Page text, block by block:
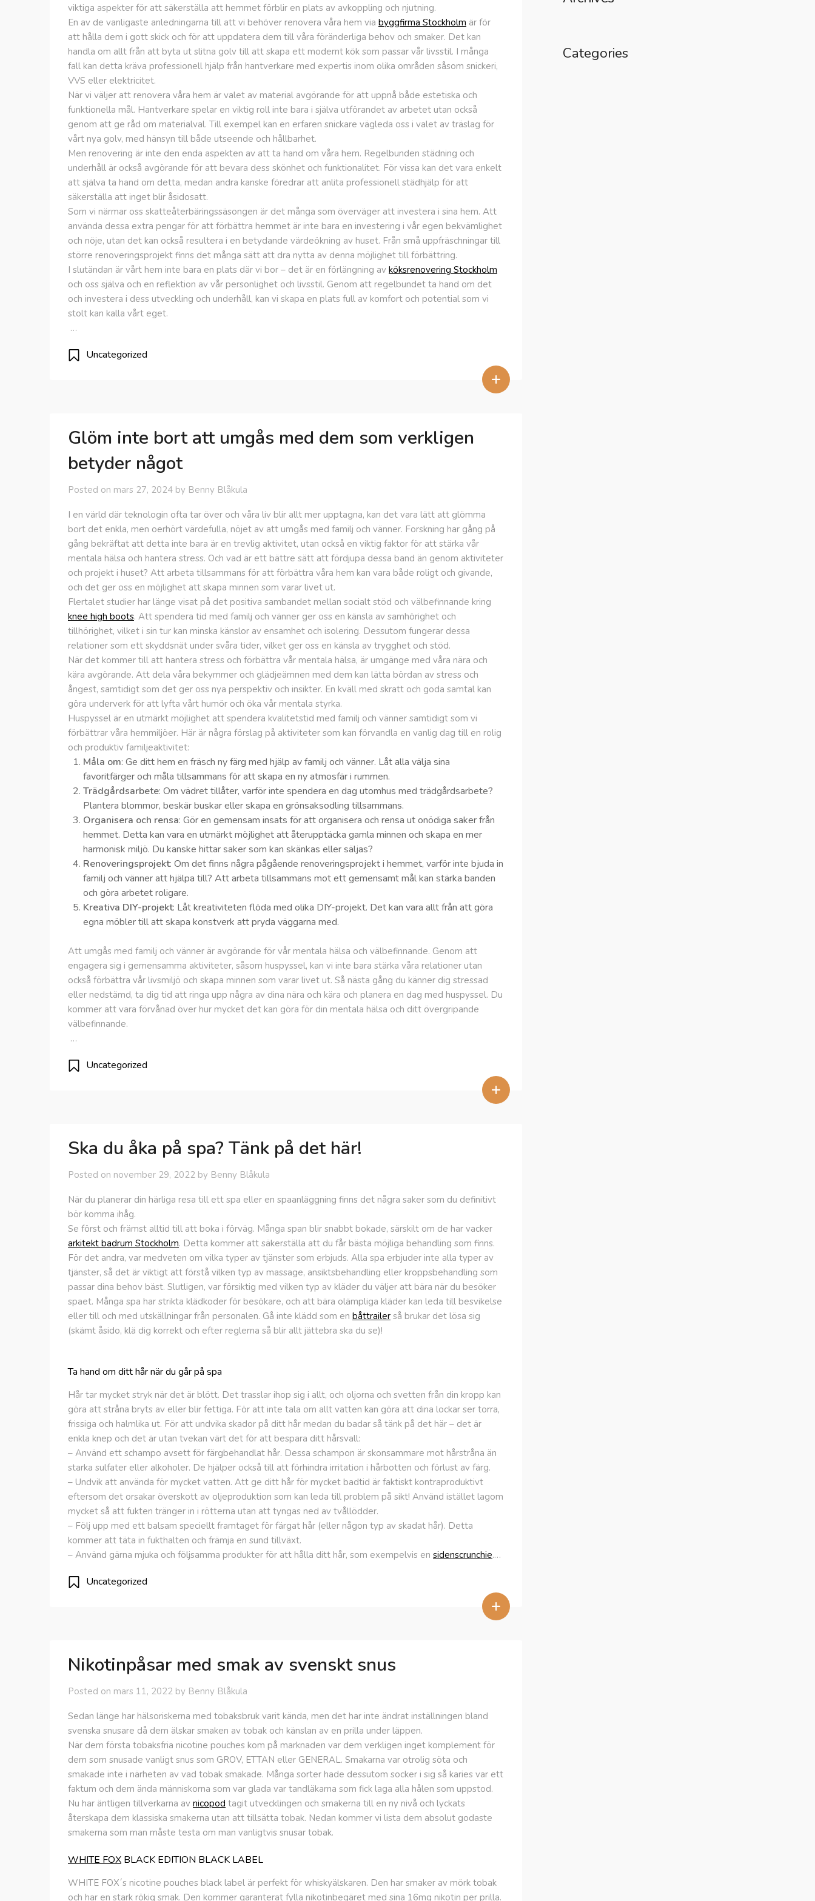
viktiga aspekter för att säkerställa att hemmet förblir en plats av avkoppling och njutning.
En av de vanligaste anledningarna till att vi behöver renovera våra hem via byggfirma Stockholm är för
att hålla dem i gott skick och för att uppdatera dem till våra föränderliga behov och smaker. Det kan
handla om allt från att byta ut slitna golv till att skapa ett modernt kök som passar vår livsstil. I många
fall kan detta kräva professionell hjälp från hantverkare med expertis inom olika områden såsom snickeri,
VVS eller elektricitet.
När vi väljer att renovera våra hem är valet av material avgörande för att uppnå både estetiska och
funktionella mål. Hantverkare spelar en viktig roll inte bara i själva utförandet av arbetet utan också
genom att ge råd om materialval. Till exempel kan en erfaren snickare vägleda oss i valet av träslag för
vårt nya golv, med hänsyn till både utseende och hållbarhet.
Men renovering är inte den enda aspekten av att ta hand om våra hem. Regelbunden städning och
underhåll är också avgörande för att bevara dess skönhet och funktionalitet. För vissa kan det vara enkelt
att själva ta hand om detta, medan andra kanske föredrar att anlita professionell städhjälp för att
säkerställa att inget blir åsidosatt.
Som vi närmar oss skatteåterbäringssäsongen är det många som överväger att investera i sina hem. Att
använda dessa extra pengar för att förbättra hemmet är inte bara en investering i vår egen bekvämlighet
och nöje, utan det kan också resultera i en betydande värdeökning av huset. Från små uppfräschningar till
större renoveringsprojekt finns det många sätt att dra nytta av denna möjlighet till förbättring.
I slutändan är vårt hem inte bara en plats där vi bor – det är en förlängning av köksrenovering Stockholm
och oss själva och en reflektion av vår personlighet och livsstil. Genom att regelbundet ta hand om det
och investera i dess utveckling och underhåll, kan vi skapa en plats full av komfort och potential som vi
stolt kan kalla vårt eget.
…
+
Uncategorized
Glöm inte bort att umgås med dem som verkligen
betyder något
Posted on mars 27, 2024 by Benny Blåkula
I en värld där teknologin ofta tar över och våra liv blir allt mer upptagna, kan det vara lätt att glömma
bort det enkla, men oerhört värdefulla, nöjet av att umgås med familj och vänner. Forskning har gång på
gång bekräftat att detta inte bara är en trevlig aktivitet, utan också en viktig faktor för att stärka vår
mentala hälsa och hantera stress. Och vad är ett bättre sätt att fördjupa dessa band än genom aktiviteter
och projekt i huset? Att arbeta tillsammans för att förbättra våra hem kan vara både roligt och givande,
och det ger oss en möjlighet att skapa minnen som varar livet ut.
Flertalet studier har länge visat på det positiva sambandet mellan socialt stöd och välbefinnande kring
knee high boots. Att spendera tid med familj och vänner ger oss en känsla av samhörighet och
tillhörighet, vilket i sin tur kan minska känslor av ensamhet och isolering. Dessutom fungerar dessa
relationer som ett skyddsnät under svåra tider, vilket ger oss en känsla av trygghet och stöd.
När det kommer till att hantera stress och förbättra vår mentala hälsa, är umgänge med våra nära och
kära avgörande. Att dela våra bekymmer och glädjeämnen med dem kan lätta bördan av stress och
ångest, samtidigt som det ger oss nya perspektiv och insikter. En kväll med skratt och goda samtal kan
göra underverk för att lyfta vårt humör och öka vår mentala styrka.
Huspyssel är en utmärkt möjlighet att spendera kvalitetstid med familj och vänner samtidigt som vi
förbättrar våra hemmiljöer. Här är några förslag på aktiviteter som kan förvandla en vanlig dag till en rolig
och produktiv familjeaktivitet:
Måla om: Ge ditt hem en fräsch ny färg med hjälp av familj och vänner. Låt alla välja sina
favoritfärger och måla tillsammans för att skapa en ny atmosfär i rummen.
Trädgårdsarbete: Om vädret tillåter, varför inte spendera en dag utomhus med trädgårdsarbete?
Plantera blommor, beskär buskar eller skapa en grönsaksodling tillsammans.
Organisera och rensa: Gör en gemensam insats för att organisera och rensa ut onödiga saker från
hemmet. Detta kan vara en utmärkt möjlighet att återupptäcka gamla minnen och skapa en mer
harmonisk miljö. Du kanske hittar saker som kan skänkas eller säljas?
Renoveringsprojekt: Om det finns några pågående renoveringsprojekt i hemmet, varför inte bjuda in
familj och vänner att hjälpa till? Att arbeta tillsammans mot ett gemensamt mål kan stärka banden
och göra arbetet roligare.
Kreativa DIY-projekt: Låt kreativiteten flöda med olika DIY-projekt. Det kan vara allt från att göra
egna möbler till att skapa konstverk att pryda väggarna med.
Att umgås med familj och vänner är avgörande för vår mentala hälsa och välbefinnande. Genom att
engagera sig i gemensamma aktiviteter, såsom huspyssel, kan vi inte bara stärka våra relationer utan
också förbättra vår livsmiljö och skapa minnen som varar livet ut. Så nästa gång du känner dig stressad
eller nedstämd, ta dig tid att ringa upp några av dina nära och kära och planera en dag med huspyssel. Du
kommer att vara förvånad över hur mycket det kan göra för din mentala hälsa och ditt övergripande
välbefinnande.
…
+
Uncategorized
Ska du åka på spa? Tänk på det här!
Posted on november 29, 2022 by Benny Blåkula
När du planerar din härliga resa till ett spa eller en spaanläggning finns det några saker som du definitivt
bör komma ihåg.
Se först och främst alltid till att boka i förväg. Många span blir snabbt bokade, särskilt om de har vacker
arkitekt badrum Stockholm. Detta kommer att säkerställa att du får bästa möjliga behandling som finns.
För det andra, var medveten om vilka typer av tjänster som erbjuds. Alla spa erbjuder inte alla typer av
tjänster, så det är viktigt att förstå vilken typ av massage, ansiktsbehandling eller kroppsbehandling som
passar dina behov bäst. Slutligen, var försiktig med vilken typ av kläder du väljer att bära när du besöker
spaet. Många spa har strikta klädkoder för besökare, och att bära olämpliga kläder kan leda till besvikelse
eller till och med utskällningar från personalen. Gå inte klädd som en båttrailer så brukar det lösa sig
(skämt åsido, klä dig korrekt och efter reglerna så blir allt jättebra ska du se)!
Ta hand om ditt hår när du går på spa
Hår tar mycket stryk när det är blött. Det trasslar ihop sig i allt, och oljorna och svetten från din kropp kan
göra att stråna bryts av eller blir fettiga. För att inte tala om allt vatten kan göra att dina lockar ser torra,
frissiga och halmlika ut. För att undvika skador på ditt hår medan du badar så tänk på det här – det är
enkla knep och det är utan tvekan värt det för att bespara ditt hårsvall:
– Använd ett schampo avsett för färgbehandlat hår. Dessa schampon är skonsammare mot hårstråna än
starka sulfater eller alkoholer. De hjälper också till att förhindra irritation i hårbotten och förlust av färg.
– Undvik att använda för mycket vatten. Att ge ditt hår för mycket badtid är faktiskt kontraproduktivt
eftersom det orsakar överskott av oljeproduktion som kan leda till problem på sikt! Använd istället lagom
mycket så att fukten tränger in i rötterna utan att tyngas ned av tvållödder.
– Följ upp med ett balsam speciellt framtaget för färgat hår (eller någon typ av skadat hår). Detta
kommer att täta in fukthalten och främja en sund tillväxt.
– Använd gärna mjuka och följsamma produkter för att hålla ditt hår, som exempelvis en sidenscrunchie.…
+
Uncategorized
Nikotinpåsar med smak av svenskt snus
Posted on mars 11, 2022 by Benny Blåkula
Sedan länge har hälsoriskerna med tobaksbruk varit kända, men det har inte ändrat inställningen bland
svenska snusare då dem älskar smaken av tobak och känslan av en prilla under läppen.
När dem första tobaksfria nicotine pouches kom på marknaden var dem verkligen inget komplement för
dem som snusade vanligt snus som GROV, ETTAN eller GENERAL. Smakarna var otrolig söta och
smakade inte i närheten av vad tobak smakade. Många sorter hade dessutom socker i sig så karies var ett
faktum och dem ända människorna som var glada var tandläkarna som fick laga alla hålen som uppstod.
Nu har äntligen tillverkarna av nicopod tagit utvecklingen och smakerna till en ny nivå och lyckats
återskapa dem klassiska smakerna utan att tillsätta tobak. Nedan kommer vi lista dem absolut godaste
smakerna som man måste testa om man vanligtvis snusar tobak.
WHITE FOX BLACK EDITION BLACK LABEL
WHITE FOX´s nicotine pouches black label är perfekt för whiskyälskaren. Den har smaker av mörk tobak
och har en stark rökig smak. Den kommer garanterat fylla nikotinbegäret med sina 16mg nikotin per prilla.
Categories